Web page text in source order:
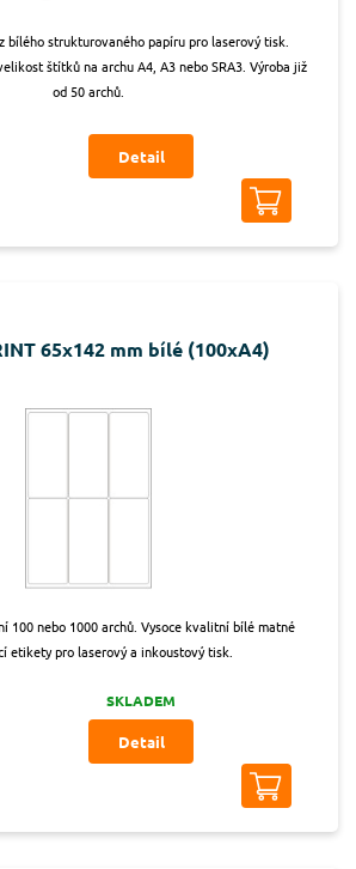
bílého strukturovaného papíru pro laserový tisk.
štítků na archu A4, A3 nebo SRA3. Výroba již
od 50 archů.
Detail
65x142 mm bílé (100xA4)
100 nebo 1000 archů. Vysoce kvalitní bílé matné
etikety pro laserový a inkoustový tisk.
SKLADEM
Detail